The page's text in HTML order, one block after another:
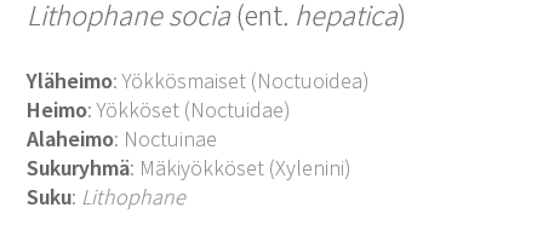
Lithophane socia(ent. hepatica)
Yläheimo: Yökkösmaiset (Noctuoidea)
Heimo: Yökköset (Noctuidae)
Alaheimo: Noctuinae
Sukuryhmä: Mäkiyökköset (Xylenini)
Suku: Lithophane